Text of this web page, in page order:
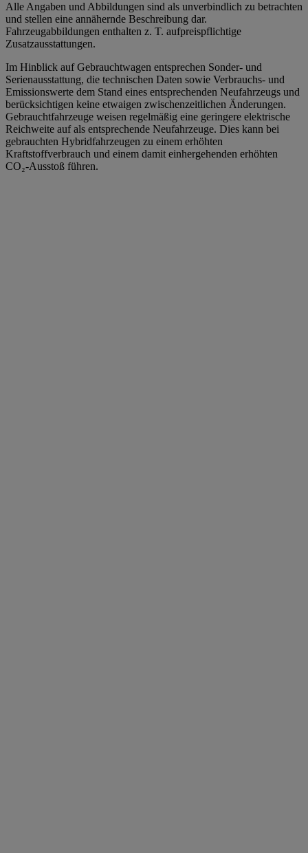
Alle Angaben und Abbildungen sind als unverbindlich zu betrachten
und stellen eine annähernde Beschreibung dar.
Fahrzeugabbildungen enthalten z. T. aufpreispflichtige
Zusatzausstattungen.
Im Hinblick auf Gebrauchtwagen entsprechen Sonder- und
Serienausstattung, die technischen Daten sowie Verbrauchs- und
Emissionswerte dem Stand eines entsprechenden Neufahrzeugs und
berücksichtigen keine etwaigen zwischenzeitlichen Änderungen.
Gebrauchtfahrzeuge weisen regelmäßig eine geringere elektrische
Reichweite auf als entsprechende Neufahrzeuge. Dies kann bei
gebrauchten Hybridfahrzeugen zu einem erhöhten
Kraftstoffverbrauch und einem damit einhergehenden erhöhten
CO₂-Ausstoß führen.